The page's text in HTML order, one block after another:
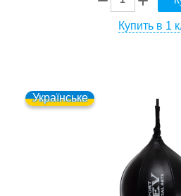
Купить в 1
Українське